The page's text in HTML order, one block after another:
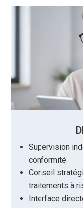
Supervision
conformité
Conseil
traitements à
Interface